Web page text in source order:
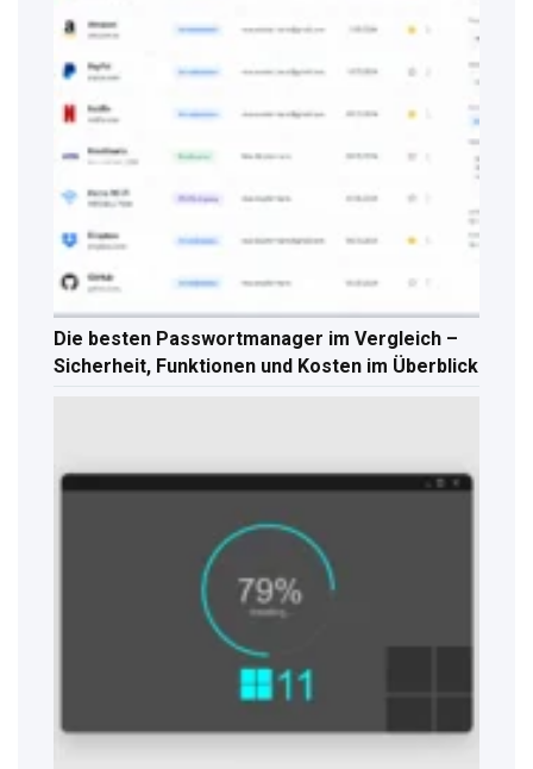
Die besten Passwortmanager im Vergleich –
Sicherheit, Funktionen und Kosten im Überblick